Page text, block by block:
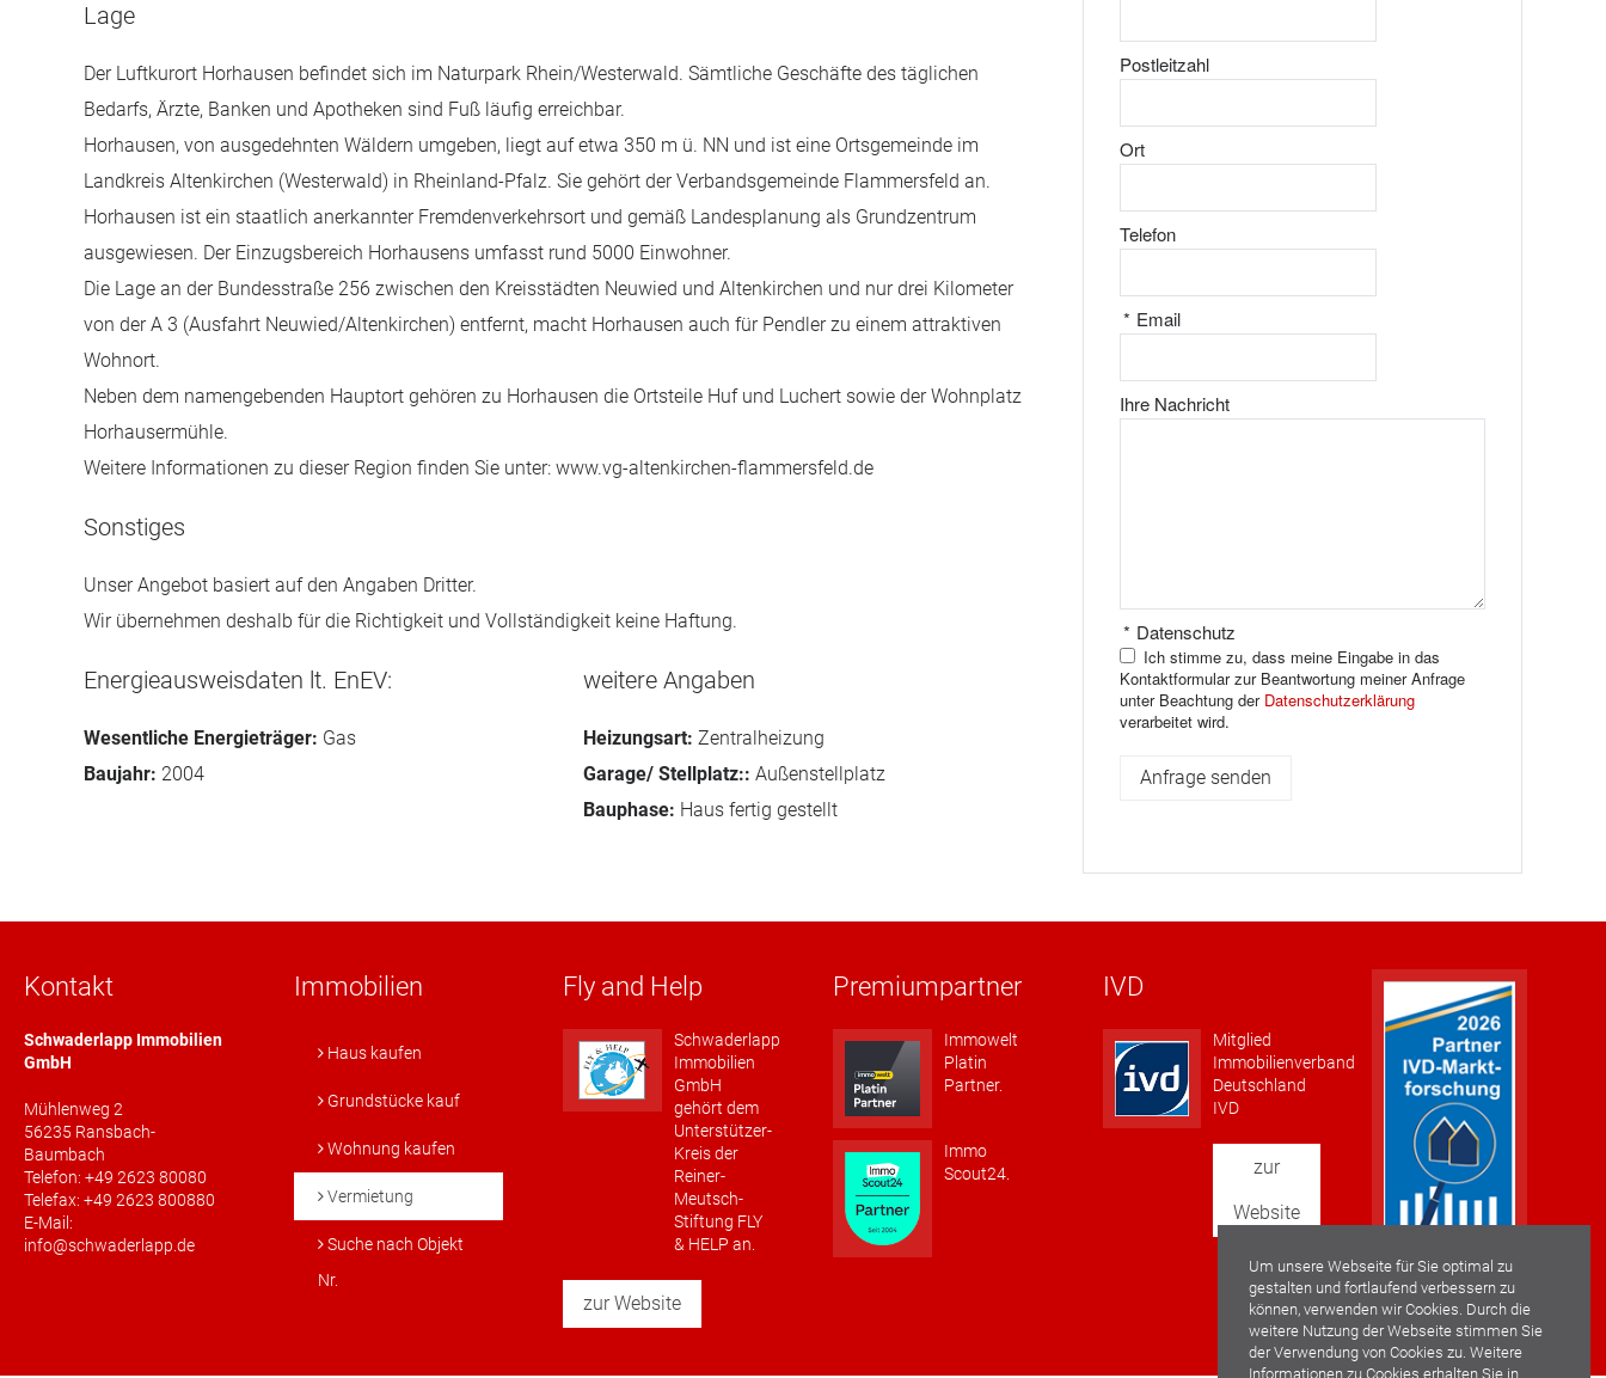
Um unsere Webseite für Sie optimal zu
gestalten und fortlaufend verbessern zu
können, verwenden wir Cookies. Durch die
weitere Nutzung der Webseite stimmen Sie
der Verwendung von Cookies zu. Weitere
Informationen zu Cookies erhalten Sie in
Lage
Der Luftkurort Horhausen befindet sich im Naturpark Rhein/Westerwald. Sämtliche Geschäfte des täglichen
Bedarfs, Ärzte, Banken und Apotheken sind Fuß läufig erreichbar.
Horhausen, von ausgedehnten Wäldern umgeben, liegt auf etwa 350 m ü. NN und ist eine Ortsgemeinde im
Landkreis Altenkirchen (Westerwald) in Rheinland-Pfalz. Sie gehört der Verbandsgemeinde Flammersfeld an.
Horhausen ist ein staatlich anerkannter Fremdenverkehrsort und gemäß Landesplanung als Grundzentrum
ausgewiesen. Der Einzugsbereich Horhausens umfasst rund 5000 Einwohner.
Die Lage an der Bundesstraße 256 zwischen den Kreisstädten Neuwied und Altenkirchen und nur drei Kilometer
von der A 3 (Ausfahrt Neuwied/Altenkirchen) entfernt, macht Horhausen auch für Pendler zu einem attraktiven
Wohnort.
Neben dem namengebenden Hauptort gehören zu Horhausen die Ortsteile Huf und Luchert sowie der Wohnplatz
Horhausermühle.
Weitere Informationen zu dieser Region finden Sie unter: www.vg-altenkirchen-flammersfeld.de
Sonstiges
Unser Angebot basiert auf den Angaben Dritter.
Wir übernehmen deshalb für die Richtigkeit und Vollständigkeit keine Haftung.
Energieausweisdaten lt. EnEV:
Wesentliche Energieträger: Gas
Baujahr: 2004
weitere Angaben
Heizungsart: Zentralheizung
Garage/ Stellplatz:: Außenstellplatz
Bauphase: Haus fertig gestellt
Postleitzahl
Ort
Telefon
Email
*
Ihre Nachricht
Datenschutz
*
Ich stimme zu, dass meine Eingabe in das
Kontaktformular zur Beantwortung meiner Anfrage
unter Beachtung der Datenschutzerklärung
verarbeitet wird.
Kontakt
Schwaderlapp Immobilien
GmbH
Mühlenweg 2
56235 Ransbach-
Baumbach
Telefon: +49 2623 80080
Telefax: +49 2623 800880
E-Mail:
info@schwaderlapp.de
Immobilien
Haus kaufen
Grundstücke kauf
Wohnung kaufen
Vermietung
Suche nach Objekt
Nr.
Fly and Help
Schwaderlapp
Immobilien
GmbH
gehört dem
Unterstützer-
Kreis der
Reiner-
Meutsch-
Stiftung FLY
& HELP an.
zur Website
Premiumpartner
Immowelt
Platin
Partner.
Immo
Scout24.
IVD
Mitglied
Immobilienverband
Deutschland
IVD
zur
Website